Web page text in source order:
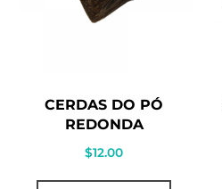
CERDAS DO PÓ
REDONDA
$12.00